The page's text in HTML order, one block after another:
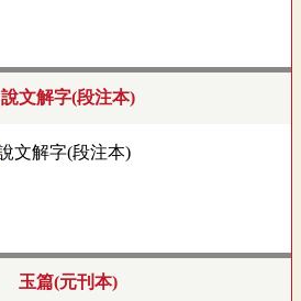
說文解字(段注本)
玉篇(元刊本)